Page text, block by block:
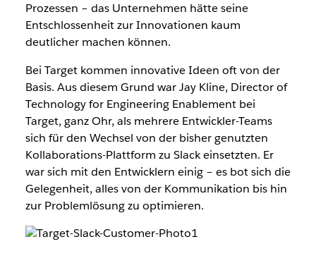
Prozessen – das Unternehmen hätte seine
Entschlossenheit zur Innovationen kaum
deutlicher machen können.
Bei Target kommen innovative Ideen oft von der
Basis. Aus diesem Grund war Jay Kline, Director of
Technology for Engineering Enablement bei
Target, ganz Ohr, als mehrere Entwickler-Teams
sich für den Wechsel von der bisher genutzten
Kollaborations-Plattform zu Slack einsetzten. Er
war sich mit den Entwicklern einig – es bot sich die
Gelegenheit, alles von der Kommunikation bis hin
zur Problemlösung zu optimieren.